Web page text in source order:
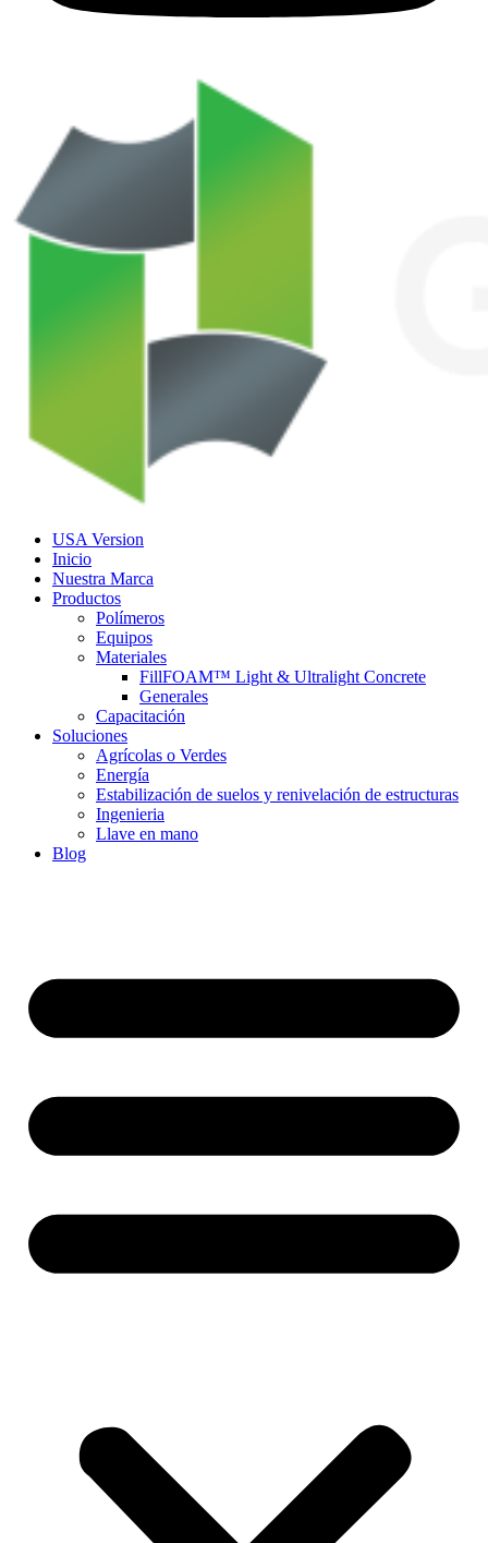
USA Version
Inicio
Nuestra Marca
Productos
Polímeros
Equipos
Materiales
FillFOAM™ Light & Ultralight Concrete
Generales
Capacitación
Soluciones
Agrícolas o Verdes
Energía
Estabilización de suelos y renivelación de estructuras
Ingenieria
Llave en mano
Blog